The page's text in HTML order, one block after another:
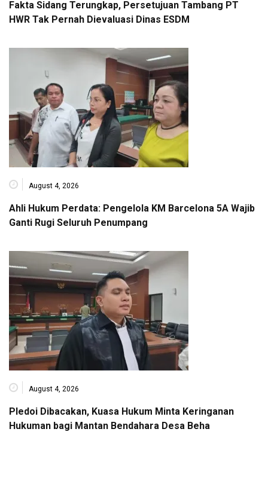
Fakta Sidang Terungkap, Persetujuan Tambang PT
HWR Tak Pernah Dievaluasi Dinas ESDM
August 4, 2026
Ahli Hukum Perdata: Pengelola KM Barcelona 5A Wajib
Ganti Rugi Seluruh Penumpang
August 4, 2026
Pledoi Dibacakan, Kuasa Hukum Minta Keringanan
Hukuman bagi Mantan Bendahara Desa Beha